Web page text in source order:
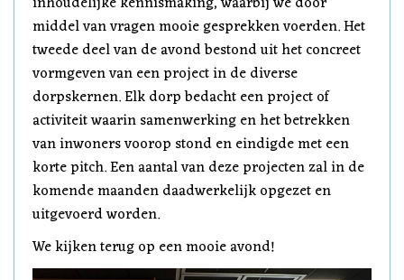
middel van vragen mooie gesprekken voerden. Het
tweede deel van de avond bestond uit het concreet
vormgeven van een project in de diverse
dorpskernen. Elk dorp bedacht een project of
activiteit waarin samenwerking en het betrekken
van inwoners voorop stond en eindigde met een
korte pitch. Een aantal van deze projecten zal in de
komende maanden daadwerkelijk opgezet en
uitgevoerd worden.
We kijken terug op een mooie avond!